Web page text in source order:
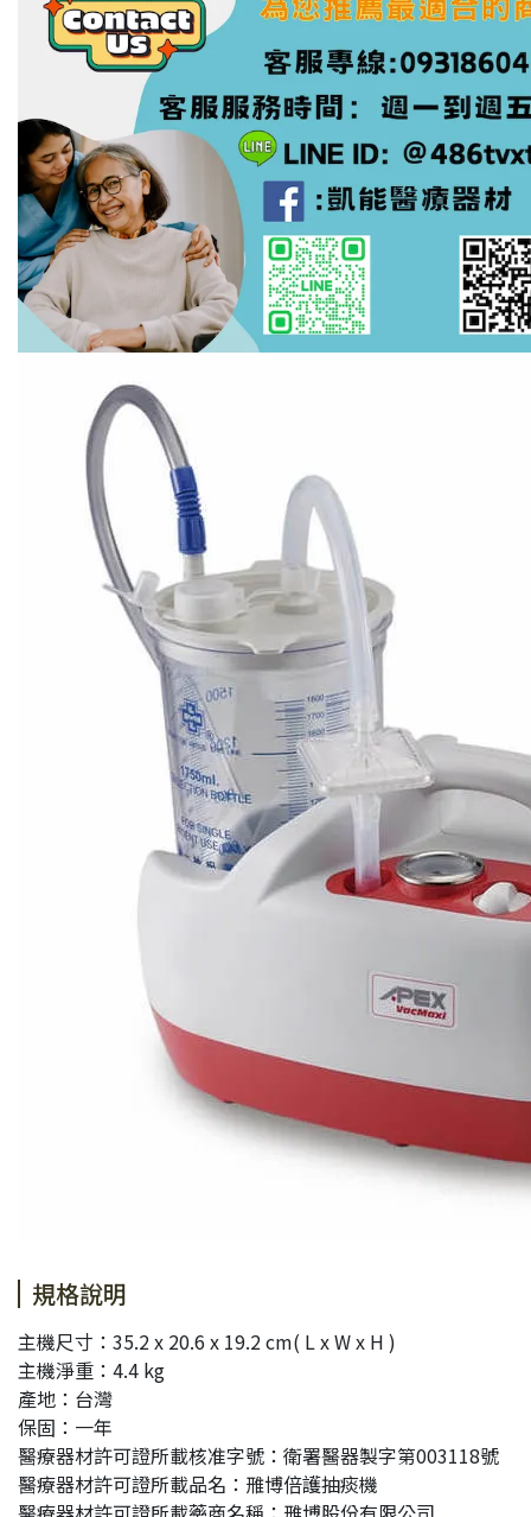
規格說明
主機尺寸：35.2 x 20.6 x 19.2 cm( L x W x H )
主機淨重：4.4 kg
產地：台灣
保固：一年
醫療器材許可證所載核准字號：衛署醫器製字第003118號
醫療器材許可證所載品名：雃博倍護抽痰機